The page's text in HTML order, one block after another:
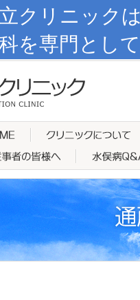
クリニック
を専門とし